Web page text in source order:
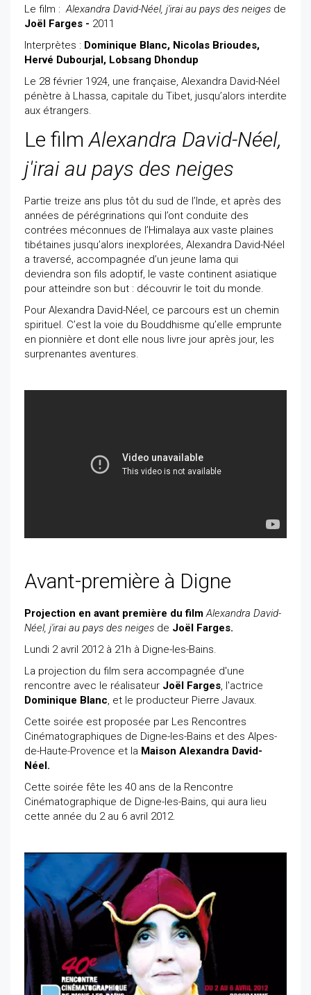
Le film :Alexandra David-Néel, j'irai au pays des neiges de
Joël Farges - 2011
Interprètes : Dominique Blanc, Nicolas Brioudes,
Hervé Dubourjal, Lobsang Dhondup
Le 28 février 1924, une française, Alexandra David-Néel
pénètre à Lhassa, capitale du Tibet, jusqu’alors interdite
aux étrangers.
Le filmAlexandra David-Néel,
j'irai au pays des neiges
Partie treize ans plus tôt du sud de l’Inde, et après des
années de pérégrinations qui l’ont conduite des
contrées méconnues de l’Himalaya aux vaste plaines
tibétaines jusqu’alors inexplorées, Alexandra David-Néel
a traversé, accompagnée d’un jeune lama qui
deviendra son fils adoptif, le vaste continent asiatique
pour atteindre son but : découvrir le toit du monde.
Pour Alexandra David-Néel, ce parcours est un chemin
spirituel. C’est la voie du Bouddhisme qu’elle emprunte
en pionnière et dont elle nous livre jour après jour, les
surprenantes aventures.
Avant-première à Digne
Projection en avant première du filmAlexandra David-
Néel, j'irai au pays des neiges de Joël Farges.
Lundi 2 avril 2012 à 21h à Digne-les-Bains.
La projection du film sera accompagnée d'une
rencontre avec le réalisateur Joël Farges, l'actrice
Dominique Blanc, et le producteur Pierre Javaux.
Cette soirée est proposée par Les Rencontres
Cinématographiques de Digne-les-Bains et des Alpes-
de-Haute-Provence et la Maison Alexandra David-
Néel.
Cette soirée fête les 40 ans de la Rencontre
Cinématographique de Digne-les-Bains, qui aura lieu
cette année du 2 au 6 avril 2012.